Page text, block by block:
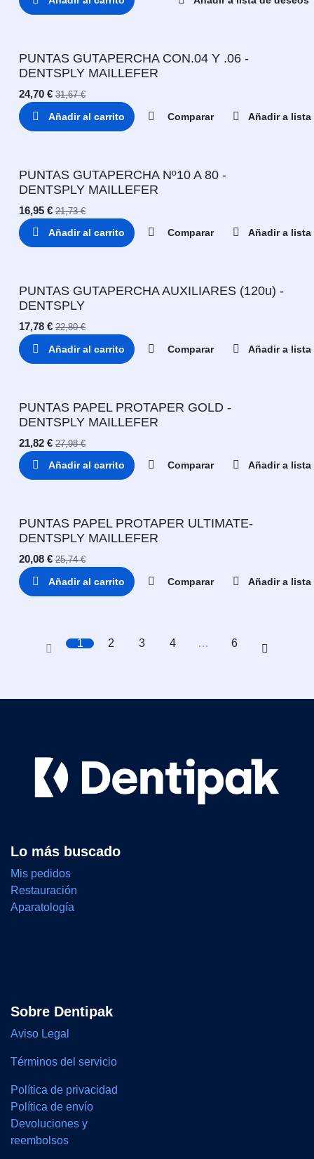
PUNTAS GUTAPERCHA CON.04 Y .06 -
DENTSPLY MAILLEFER
24,70 € 31,67€
Añadir al carrito Comparar Añadir a lista
PUNTAS GUTAPERCHA Nº10 A 80 -
DENTSPLY MAILLEFER
16,95 € 21,73€
Añadir al carrito Comparar Añadir a lista
PUNTAS GUTAPERCHA AUXILIARES (120u) -
DENTSPLY
17,78 € 22,80€
Añadir al carrito Comparar Añadir a lista
PUNTAS PAPEL PROTAPER GOLD -
DENTSPLY MAILLEFER
21,82 € 27,98€
Añadir al carrito Comparar Añadir a lista
PUNTAS PAPEL PROTAPER ULTIMATE-
DENTSPLY MAILLEFER
20,08 € 25,74€
Añadir al carrito Comparar Añadir a lista
1 2 3 4 … 6
Lo más buscado
Mis pedidos
Restauración
Aparatología
Sobre Dentipak
Aviso Legal
Términos del servicio
Política de privacidad
Política de envío
Devoluciones y
reembolsos